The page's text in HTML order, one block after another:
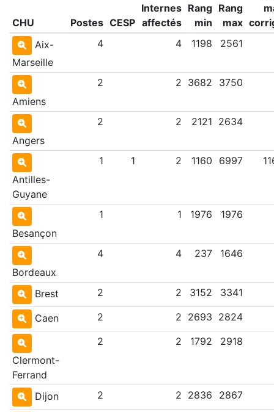
CHU Postes CESP
Internes
affectés
Rang
min
Rang
max
Aix-
Marseille
4 4 1198 2561
Amiens
2 2 3682 3750
Angers
2 2 2121 2634
Antilles-
Guyane
1 1 2 1160 6997
Besançon
1 1 1976 1976
Bordeaux
4 4 237 1646
Brest 2 2 3152 3341
Caen 2 2 2693 2824
Clermont-
Ferrand
2 2 1792 2918
Dijon 2 2 2836 2867